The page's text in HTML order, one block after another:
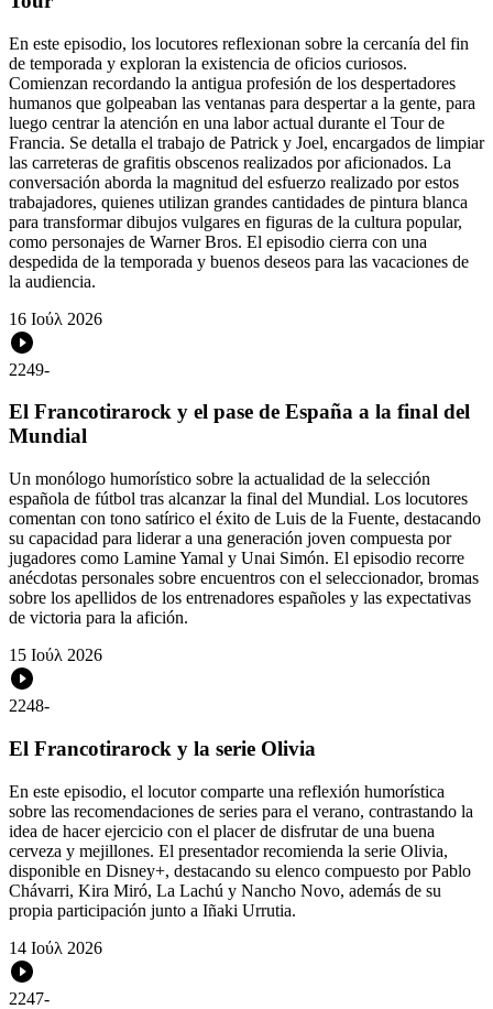
En este episodio, los locutores reflexionan sobre la cercanía del fin
de temporada y exploran la existencia de oficios curiosos.
Comienzan recordando la antigua profesión de los despertadores
humanos que golpeaban las ventanas para despertar a la gente, para
luego centrar la atención en una labor actual durante el Tour de
Francia. Se detalla el trabajo de Patrick y Joel, encargados de limpiar
las carreteras de grafitis obscenos realizados por aficionados. La
conversación aborda la magnitud del esfuerzo realizado por estos
trabajadores, quienes utilizan grandes cantidades de pintura blanca
para transformar dibujos vulgares en figuras de la cultura popular,
como personajes de Warner Bros. El episodio cierra con una
despedida de la temporada y buenos deseos para las vacaciones de
la audiencia.
16 Ιούλ 2026
2249-
El Francotirarock y el pase de España a la final del
Mundial
Un monólogo humorístico sobre la actualidad de la selección
española de fútbol tras alcanzar la final del Mundial. Los locutores
comentan con tono satírico el éxito de Luis de la Fuente, destacando
su capacidad para liderar a una generación joven compuesta por
jugadores como Lamine Yamal y Unai Simón. El episodio recorre
anécdotas personales sobre encuentros con el seleccionador, bromas
sobre los apellidos de los entrenadores españoles y las expectativas
de victoria para la afición.
15 Ιούλ 2026
2248-
El Francotirarock y la serie Olivia
En este episodio, el locutor comparte una reflexión humorística
sobre las recomendaciones de series para el verano, contrastando la
idea de hacer ejercicio con el placer de disfrutar de una buena
cerveza y mejillones. El presentador recomienda la serie Olivia,
disponible en Disney+, destacando su elenco compuesto por Pablo
Chávarri, Kira Miró, La Lachú y Nancho Novo, además de su
propia participación junto a Iñaki Urrutia.
14 Ιούλ 2026
2247-